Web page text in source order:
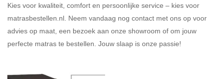
Kies voor kwaliteit, comfort en persoonlijke service – kies voor
matrasbestellen.nl. Neem vandaag nog contact met ons op voor
advies op maat, een bezoek aan onze showroom of om jouw
perfecte matras te bestellen. Jouw slaap is onze passie!